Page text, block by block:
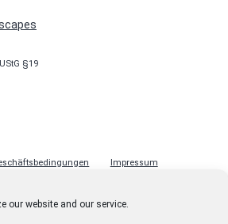
our website and our service.
§19
Impressum